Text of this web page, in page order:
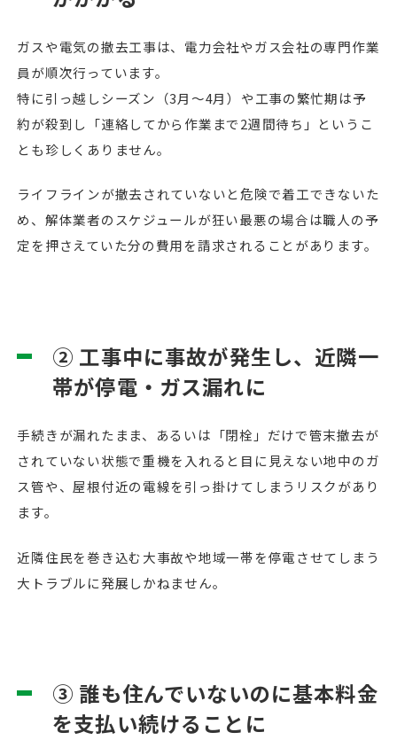
ガスや電気の撤去工事は、電力会社やガス会社の専門作業
員が順次行っています。
特に引っ越しシーズン（3月〜4月）や工事の繁忙期は予
約が殺到し「連絡してから作業まで2週間待ち」というこ
とも珍しくありません。
ライフラインが撤去されていないと危険で着工できないた
め、解体業者のスケジュールが狂い最悪の場合は職人の予
定を押さえていた分の費用を請求されることがあります。
② 工事中に事故が発生し、近隣一
帯が停電・ガス漏れに
手続きが漏れたまま、あるいは「閉栓」だけで管末撤去が
されていない状態で重機を入れると目に見えない地中のガ
ス管や、屋根付近の電線を引っ掛けてしまうリスクがあり
ます。
近隣住民を巻き込む大事故や地域一帯を停電させてしまう
大トラブルに発展しかねません。
③ 誰も住んでいないのに基本料金
を支払い続けることに